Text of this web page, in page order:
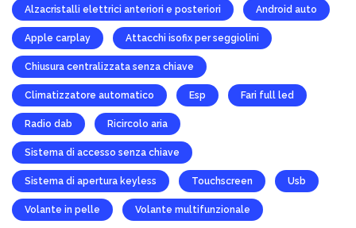
Alzacristalli elettrici anteriori e posteriori Android auto
Apple carplay Attacchi isofix per seggiolini
Chiusura centralizzata senza chiave
Climatizzatore automatico Esp Fari full led
Radio dab Ricircolo aria
Sistema di accesso senza chiave
Sistema di apertura keyless Touchscreen Usb
Volante in pelle Volante multifunzionale